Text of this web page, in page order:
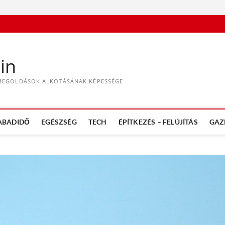
ALKOTÁSÁNAK KÉPESSÉGE
EGÉSZSÉG TECH ÉPÍTKEZÉS – FELÚJÍTÁS